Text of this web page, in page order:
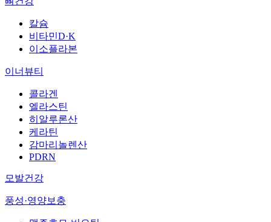
칼슘
비타민D·K
이소플라본
이너뷰티
콜라겐
엘라스틴
히알루론산
케라틴
감마리놀렌산
PDRN
모발건강
풍성·영양보충